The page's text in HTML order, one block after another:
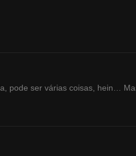
pode ser várias coisas, hein…